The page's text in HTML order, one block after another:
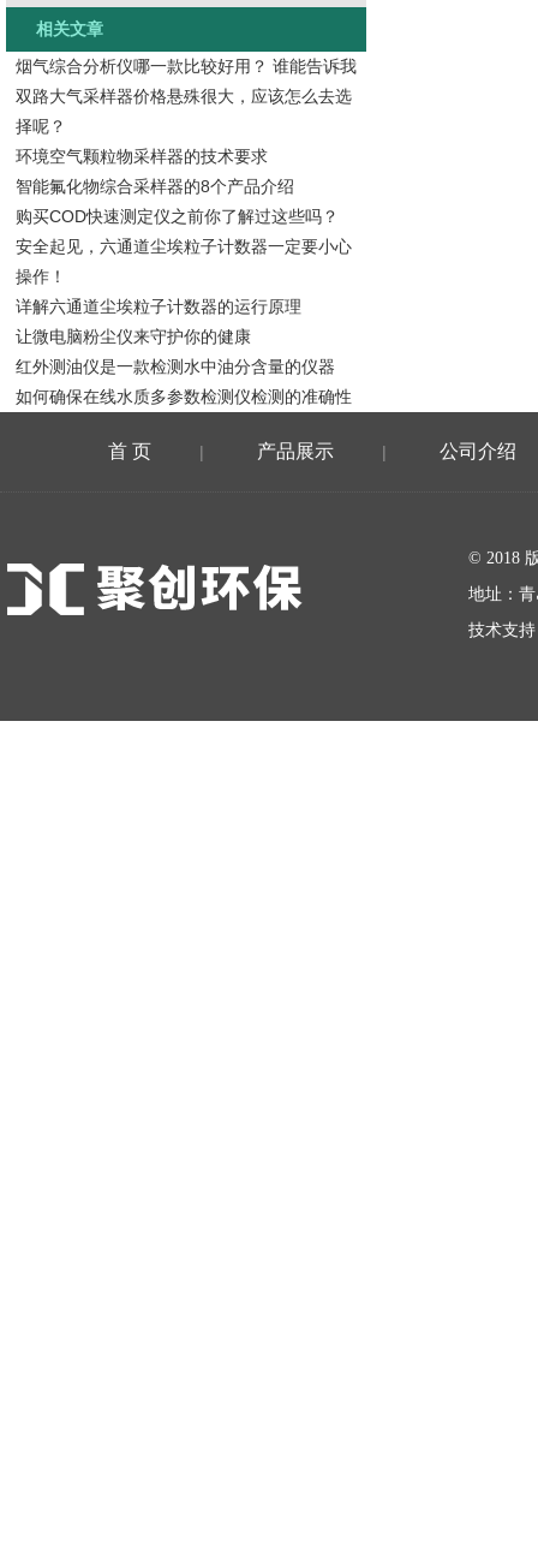
相关文章
烟气综合分析仪哪一款比较好用？ 谁能告诉我
双路大气采样器价格悬殊很大，应该怎么去选
择呢？
环境空气颗粒物采样器的技术要求
智能氟化物综合采样器的8个产品介绍
购买COD快速测定仪之前你了解过这些吗？
安全起见，六通道尘埃粒子计数器一定要小心
操作！
详解六通道尘埃粒子计数器的运行原理
让微电脑粉尘仪来守护你的健康
红外测油仪是一款检测水中油分含量的仪器
如何确保在线水质多参数检测仪检测的准确性
首 页 | 产品展示 | 公司介绍
© 2018
地址：
技术支